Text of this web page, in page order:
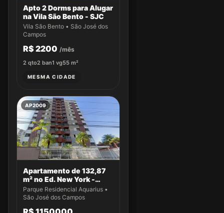
Apto 2 Dorms para Alugar
na Vila São Bento - SJC
Vila São Bento • São José dos
Campos
R$ 2200 /mês
2 qto2 ban1 vg55 m²
MESMA CIDADE
AP2009
Apartamento de 132,87
m² no Ed. New York -
Apto 14
Parque Residencial Aquarius •
São José dos Campos